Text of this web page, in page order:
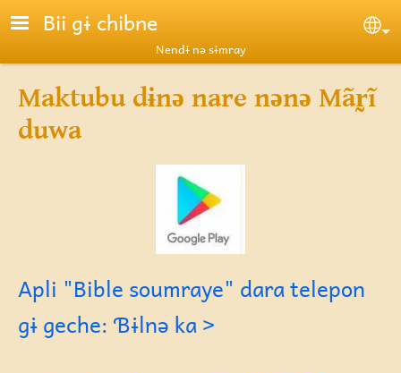
Skip to main content
Bii gɨ chibne
Nendɨ nə sɨmray
Maktubu dɨnə nare nənə Mãr̰ĩ
duwa
Apli "Bible soumraye" dara telepon
gɨ geche: Ɓɨlnə ka >